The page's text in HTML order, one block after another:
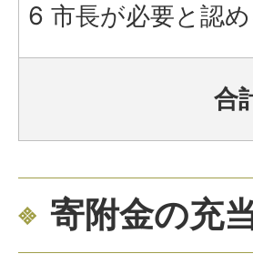
6 市長が必要と認
合
寄附金の充